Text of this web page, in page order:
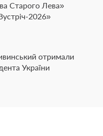
Старого Лева»
2026»
отримали
України